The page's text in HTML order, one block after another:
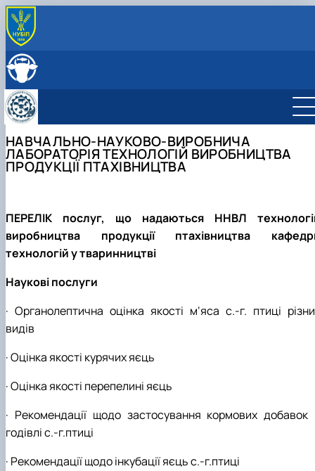
ПРО КАФЕДРУ
Співпраця з роботодавцями
Відеотур кафедрою
ОСВІТНЯ ДІЯЛЬНІСТЬ
Сертифікатні курси
Фотогалерея
Робочі програми
НАУКОВА ДІЯЛЬНІСТЬ
Дорадча діяльність
Наукові гуртки
Підготовка аспірантів та докторантів
НАВЧАЛЬНО-НАУКОВО-ВИРОБНИЧА
ЛАБОРАТОРІЯ ТЕХНОЛОГІЙ ВИРОБНИЦТВА
ПРОДУКЦІЇ ПТАХІВНИЦТВА
ПЕРЕЛІК послуг, що надаються ННВЛ
виробництва продукції птахівництва
технологій у тваринництві
Наукові послуги
· Органолептична оцінка якості м‘яса с.-г. птиці
видів
· Оцінка якості курячих яєць
· Оцінка якості перепелині яєць
· Рекомендації щодо застосування кормових добавок
годівлі с.-г.птиці
· Рекомендації щодо інкубації яєць с.-г.птиці